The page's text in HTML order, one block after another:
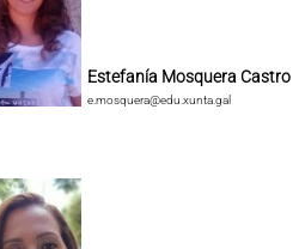
Estefanía Mosquera Castro
e.mosquera@edu.xunta.gal